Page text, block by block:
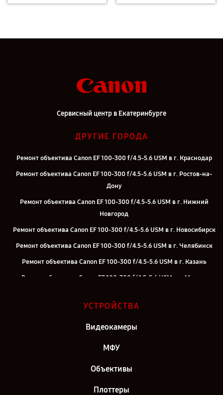
Сервисный центр в Екатеринбурге
ДРУГИЕ ГОРОДА
Ремонт объектива Canon EF 100-300 f/4.5-5.6 USM в г. Краснодар
Ремонт объектива Canon EF 100-300 f/4.5-5.6 USM в г. Ростов-на-
Дону
Ремонт объектива Canon EF 100-300 f/4.5-5.6 USM в г. Нижний
Новгород
Ремонт объектива Canon EF 100-300 f/4.5-5.6 USM в г. Новосибирск
Ремонт объектива Canon EF 100-300 f/4.5-5.6 USM в г. Челябинск
Ремонт объектива Canon EF 100-300 f/4.5-5.6 USM в г. Казань
Ремонт объектива Canon EF 100-300 f/4.5-5.6 USM в г. Москва
Петербург
УСТРОЙСТВА
Видеокамеры
МФУ
Объективы
Плоттеры